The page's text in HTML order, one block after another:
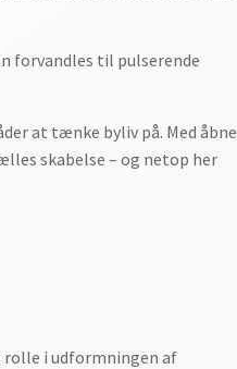
forvandles til pulserende
at tænke byliv på. Med åbne
skabelse – og netop her
rolle i udformningen af